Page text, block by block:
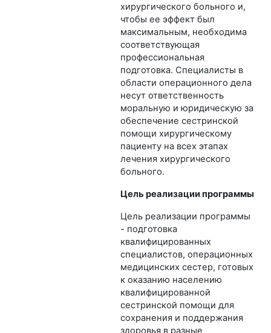
хирургического больного и,
чтобы ее эффект был
максимальным, необходима
соответствующая
профессиональная
подготовка. Специалисты в
области операционного дела
несут ответственность
моральную и юридическую за
обеспечение сестринской
помощи хирургическому
пациенту на всех этапах
лечения хирургического
больного.
Цель реализации программы
Цель реализации программы
- подготовка
квалифицированных
специалистов, операционных
медицинских сестер, готовых
к оказанию населению
квалифицированной
сестринской помощи для
сохранения и поддержания
здоровья в разные